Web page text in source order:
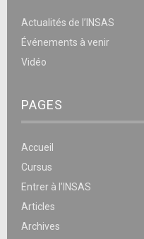
Actualités de l’INSAS
Événements à venir
Vidéo
PAGES
Accueil
Cursus
Entrer à l’INSAS
Articles
Archives